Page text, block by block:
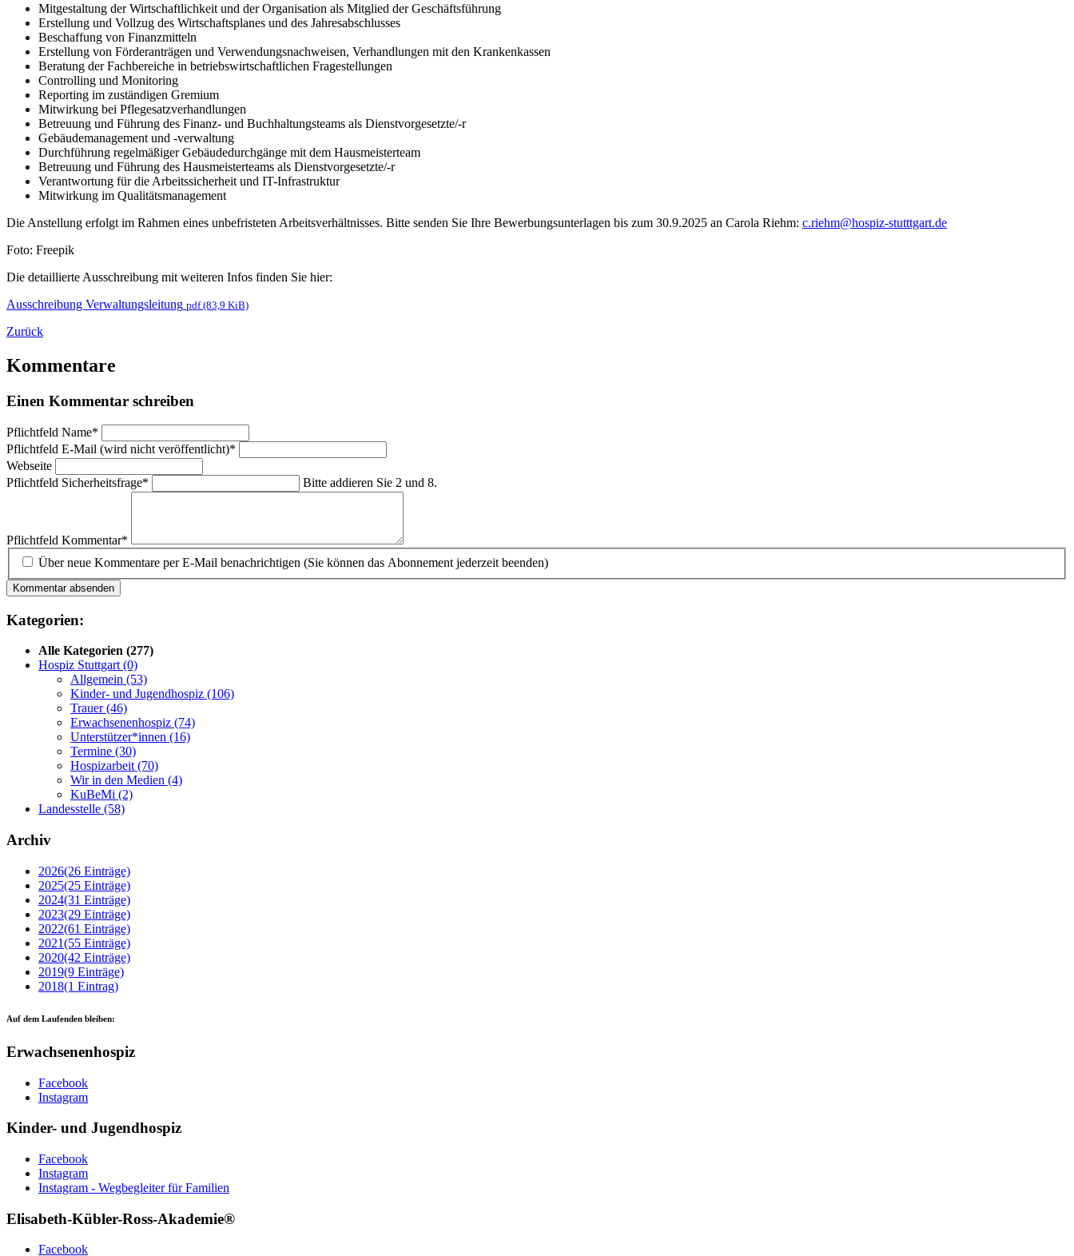
Mitgestaltung der Wirtschaftlichkeit und der Organisation als Mitglied der Geschäftsführung
Erstellung und Vollzug des Wirtschaftsplanes und des Jahresabschlusses
Beschaffung von Finanzmitteln
Erstellung von Förderanträgen und Verwendungsnachweisen, Verhandlungen mit den Krankenkassen
Beratung der Fachbereiche in betriebswirtschaftlichen Fragestellungen
Controlling und Monitoring
Reporting im zuständigen Gremium
Mitwirkung bei Pflegesatzverhandlungen
Betreuung und Führung des Finanz- und Buchhaltungsteams als Dienstvorgesetzte/-r
Gebäudemanagement und -verwaltung
Durchführung regelmäßiger Gebäudedurchgänge mit dem Hausmeisterteam
Betreuung und Führung des Hausmeisterteams als Dienstvorgesetzte/-r
Verantwortung für die Arbeitssicherheit und IT-Infrastruktur
Mitwirkung im Qualitätsmanagement
Die Anstellung erfolgt im Rahmen eines unbefristeten Arbeitsverhältnisses. Bitte senden Sie Ihre Bewerbungsunterlagen bis zum 30.9.2025 an Carola Riehm: c.riehm@hospiz-stutttgart.de
Foto: Freepik
Die detaillierte Ausschreibung mit weiteren Infos finden Sie hier:
Ausschreibung Verwaltungsleitung pdf (83,9 KiB)
Zurück
Kommentare
Einen Kommentar schreiben
Pflichtfeld Name*
Pflichtfeld E-Mail (wird nicht veröffentlicht)*
Webseite
Pflichtfeld Sicherheitsfrage* Bitte addieren Sie 2 und 8.
Pflichtfeld Kommentar*
Über neue Kommentare per E-Mail benachrichtigen (Sie können das Abonnement jederzeit beenden)
Kommentar absenden
Kategorien:
Alle Kategorien (277)
Hospiz Stuttgart (0)
Allgemein (53)
Kinder- und Jugendhospiz (106)
Trauer (46)
Erwachsenenhospiz (74)
Unterstützer*innen (16)
Termine (30)
Hospizarbeit (70)
Wir in den Medien (4)
KuBeMi (2)
Landesstelle (58)
Archiv
2026(26 Einträge)
2025(25 Einträge)
2024(31 Einträge)
2023(29 Einträge)
2022(61 Einträge)
2021(55 Einträge)
2020(42 Einträge)
2019(9 Einträge)
2018(1 Eintrag)
Auf dem Laufenden bleiben:
Erwachsenenhospiz
Facebook
Instagram
Kinder- und Jugendhospiz
Facebook
Instagram
Instagram - Wegbegleiter für Familien
Elisabeth-Kübler-Ross-Akademie®
Facebook